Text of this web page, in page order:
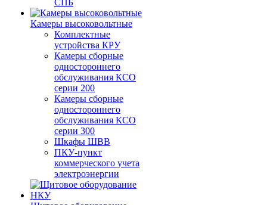
СПБ
Камеры высоковольтные
Комплектные
устройства КРУ
Камеры сборные
одностороннего
обслуживания КСО
серии 200
Камеры сборные
одностороннего
обслуживания КСО
серии 300
Шкафы ШВВ
ПКУ-пункт
коммерческого учета
электроэнергии